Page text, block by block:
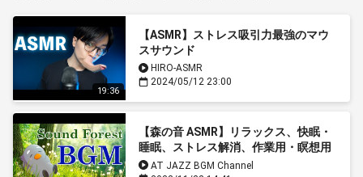
19:36
【ASMR】ストレス吸引力最強のマウ
スサウンド
HIRO-ASMR
2024/05/12 23:00
【森の音 ASMR】リラックス、快眠・
睡眠、ストレス解消、作業用・瞑想用
のBGM ジャズ ピアノをジャズ吉くん
AT JAZZ BGM Channel